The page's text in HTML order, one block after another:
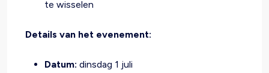
te wisselen
Details van het evenement:
Datum: dinsdag 1 juli